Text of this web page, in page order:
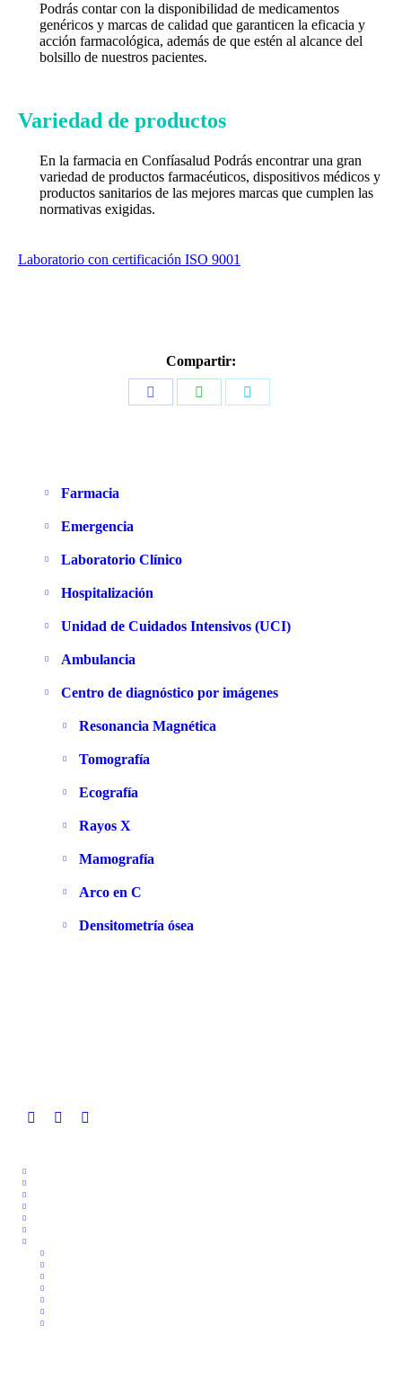
Podrás contar con la disponibilidad de medicamentos
genéricos y marcas de calidad que garanticen la eficacia y
acción farmacológica, además de que estén al alcance del
bolsillo de nuestros pacientes.
Variedad de productos
En la farmacia en Confíasalud Podrás encontrar una gran
variedad de productos farmacéuticos, dispositivos médicos y
productos sanitarios de las mejores marcas que cumplen las
normativas exigidas.
Laboratorio con certificación ISO 9001
Compartir:
Farmacia
Emergencia
Laboratorio Clínico
Hospitalización
Unidad de Cuidados Intensivos (UCI)
Ambulancia
Centro de diagnóstico por imágenes
Resonancia Magnética
Tomografía
Ecografía
Rayos X
Mamografía
Arco en C
Densitometría ósea